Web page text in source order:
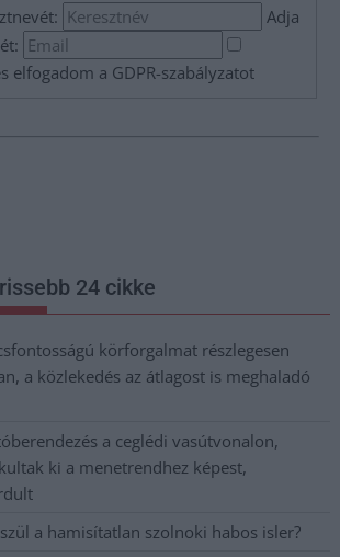
Adja
elfogadom a GDPR-szabályzatot
24 cikke
körforgalmat részlegesen
a közlekedés az átlagost is meghaladó
a ceglédi vasútvonalon,
ki a menetrendhez képest,
a hamisítatlan szolnoki habos isler?